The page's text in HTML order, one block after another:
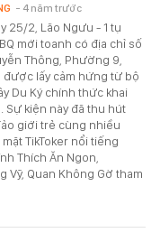
25/2, Lão Ngưu - 1 tụ
mới toanh có địa chỉ số
Thông, Phường 9,
được lấy cảm hứng từ bộ
Du Ký chính thức khai
Sự kiện này đã thu hút
giới trẻ cùng nhiều
TikToker nổi tiếng
Thích Ăn Ngon,
Vỹ, Quan Không Gờ tham
- 4 năm trước